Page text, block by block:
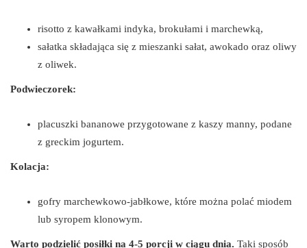
risotto z kawałkami indyka, brokułami i marchewką,
sałatka składająca się z mieszanki sałat, awokado oraz oliwy
z oliwek.
Podwieczorek:
placuszki bananowe przygotowane z kaszy manny, podane
z greckim jogurtem.
Kolacja:
gofry marchewkowo-jabłkowe, które można polać miodem
lub syropem klonowym.
Warto podzielić posiłki na 4-5 porcji w ciągu dnia. Taki sposób